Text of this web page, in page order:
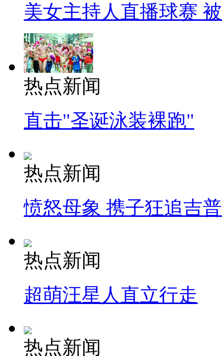
美女主持人直播球赛
热点新闻
直击"圣诞泳装裸跑"
热点新闻
愤怒母象 携子狂追吉
热点新闻
超萌汪星人直立行走
热点新闻